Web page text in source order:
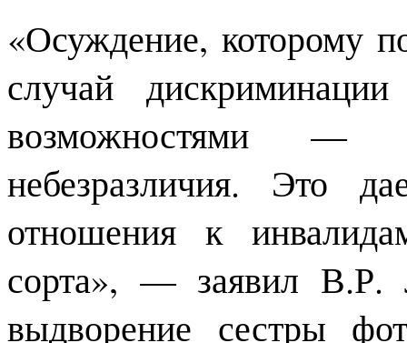
«Осуждение, которому
случай
возможностями —
небезразличия. Это
отношения к
сорта», — заявил В.Р.
выдворение сестры